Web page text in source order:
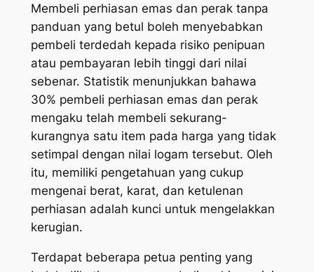
Membeli perhiasan emas dan perak tanpa
panduan yang betul boleh menyebabkan
pembeli terdedah kepada risiko penipuan
atau pembayaran lebih tinggi dari nilai
sebenar. Statistik menunjukkan bahawa
30% pembeli perhiasan emas dan perak
mengaku telah membeli sekurang-
kurangnya satu item pada harga yang tidak
setimpal dengan nilai logam tersebut. Oleh
itu, memiliki pengetahuan yang cukup
mengenai berat, karat, dan ketulenan
perhiasan adalah kunci untuk mengelakkan
kerugian.
Terdapat beberapa petua penting yang